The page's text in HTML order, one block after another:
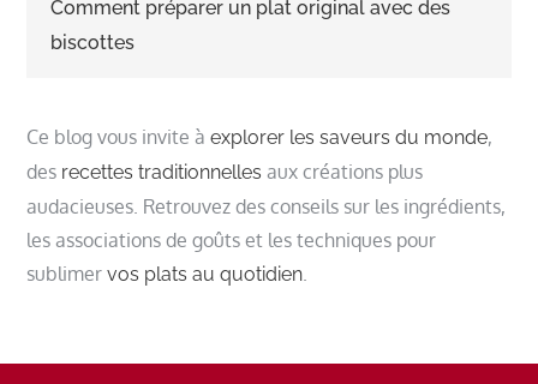
Comment préparer un plat original avec des
biscottes
Ce blog vous invite àexplorer les saveurs du monde,
des recettes traditionnelles aux créations plus
audacieuses. Retrouvez des conseils sur les ingrédients,
les associations de goûts et les techniques pour
sublimervos plats au quotidien